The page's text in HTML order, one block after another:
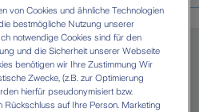
uns
GbR in Bad
von Cookies und ähnliche Technologien
bestmögliche Nutzung unserer
notwendige Cookies sind für den
und die Sicherheit unserer Webseite
benötigen wir Ihre Zustimmung Wir
Zwecke, (z.B. zur Optimierung
hierfür pseudonymisiert bzw.
Rückschluss auf Ihre Person. Marketing